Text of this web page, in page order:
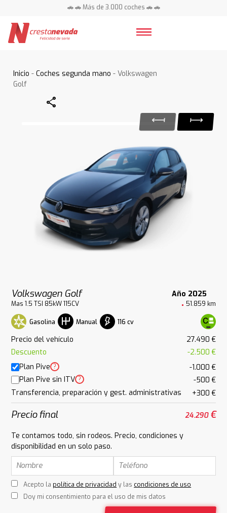
🚗 🚗 Más de 3.000 coches 🚗 🚗
Inicio -Coches segunda mano - Volkswagen
Golf
Share
Volkswagen Golf Año 2025
Mas 1.5 TSI 85kW 115CV 51.859 km
Gasolina Manual 116 cv
Precio del vehículo
27.490 €
Descuento
-2.500 €
Plan Pive ?
-1.000 €
Plan Pive sin ITV ?
-500 €
Transferencia, preparación y gest. administrativas
+300 €
Precio final 24.290€
Te contamos todo, sin rodeos. Precio, condiciones y
disponibilidad en un solo paso.
Acepto la política de privacidad y las condiciones de uso
Doy mi consentimiento para el uso de mis datos